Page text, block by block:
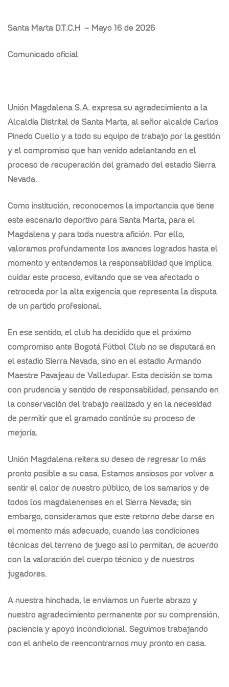
Santa Marta D.T.C.H – Mayo 16 de 2026
Comunicado oficial
Unión Magdalena S.A. expresa su agradecimiento a la
Alcaldía Distrital de Santa Marta, al señor alcalde Carlos
Pinedo Cuello y a todo su equipo de trabajo por la gestión
y el compromiso que han venido adelantando en el
proceso de recuperación del gramado del estadio Sierra
Nevada.
Como institución, reconocemos la importancia que tiene
este escenario deportivo para Santa Marta, para el
Magdalena y para toda nuestra afición. Por ello,
valoramos profundamente los avances logrados hasta el
momento y entendemos la responsabilidad que implica
cuidar este proceso, evitando que se vea afectado o
retroceda por la alta exigencia que representa la disputa
de un partido profesional.
En ese sentido, el club ha decidido que el próximo
compromiso ante Bogotá Fútbol Club no se disputará en
el estadio Sierra Nevada, sino en el estadio Armando
Maestre Pavajeau de Valledupar. Esta decisión se toma
con prudencia y sentido de responsabilidad, pensando en
la conservación del trabajo realizado y en la necesidad
de permitir que el gramado continúe su proceso de
mejoría.
Unión Magdalena reitera su deseo de regresar lo más
pronto posible a su casa. Estamos ansiosos por volver a
sentir el calor de nuestro público, de los samarios y de
todos los magdalenenses en el Sierra Nevada; sin
embargo, consideramos que este retorno debe darse en
el momento más adecuado, cuando las condiciones
técnicas del terreno de juego así lo permitan, de acuerdo
con la valoración del cuerpo técnico y de nuestros
jugadores.
A nuestra hinchada, le enviamos un fuerte abrazo y
nuestro agradecimiento permanente por su comprensión,
paciencia y apoyo incondicional. Seguimos trabajando
con el anhelo de reencontrarnos muy pronto en casa.